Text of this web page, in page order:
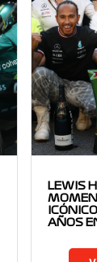
LEWIS
AÑOS